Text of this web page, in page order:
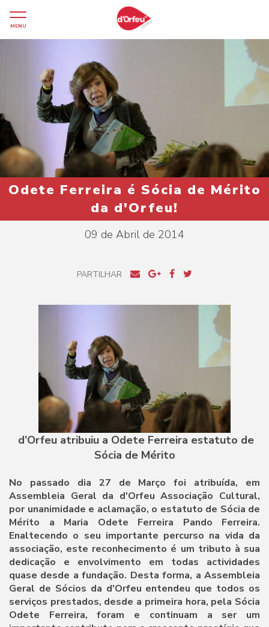
MENU
Odete Ferreira é Sócia de Mérito
da d'Orfeu!
09 de Abril de 2014
PARTILHAR
d’Orfeu atribuiu a Odete Ferreira estatuto de
Sócia de Mérito
No passado dia 27 de Março foi atribuída, em
Assembleia Geral da d'Orfeu Associação Cultural,
por unanimidade e aclamação, o estatuto de Sócia de
Mérito a Maria Odete Ferreira Pando Ferreira.
Enaltecendo o seu importante percurso na vida da
associação, este reconhecimento é um tributo à sua
dedicação e envolvimento em todas actividades
quase desde a fundação. Desta forma, a Assembleia
Geral de Sócios da d'Orfeu entendeu que todos os
serviços prestados, desde a primeira hora, pela Sócia
Odete Ferreira, foram e continuam a ser um